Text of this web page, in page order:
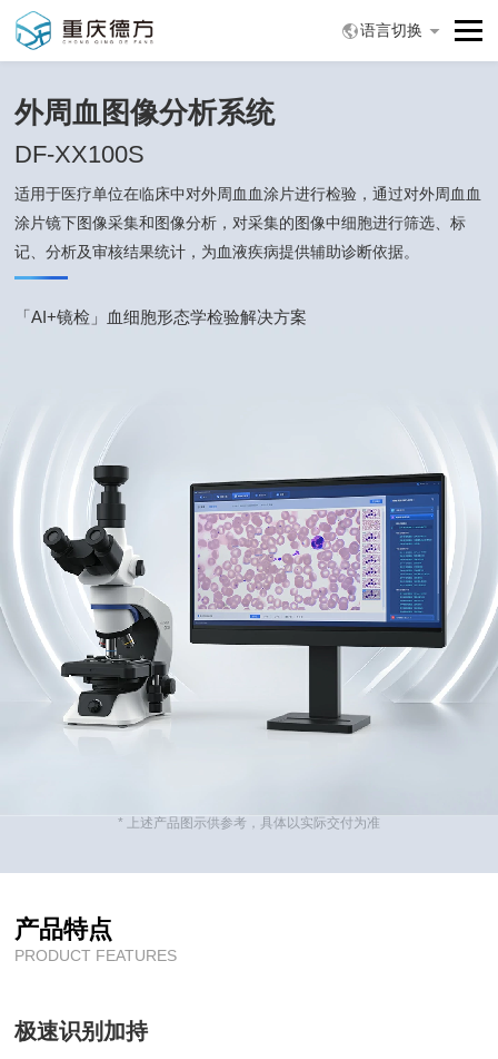
语言切换
外周血图像分析系统
DF-XX100S
适用于医疗单位在临床中对外周血血涂片进行检验，通过对外周血血
涂片镜下图像采集和图像分析，对采集的图像中细胞进行筛选、标
记、分析及审核结果统计，为血液疾病提供辅助诊断依据。
「AI+镜检」血细胞形态学检验解决方案
* 上述产品图示供参考，具体以实际交付为准
产品特点
PRODUCT FEATURES
极速识别加持